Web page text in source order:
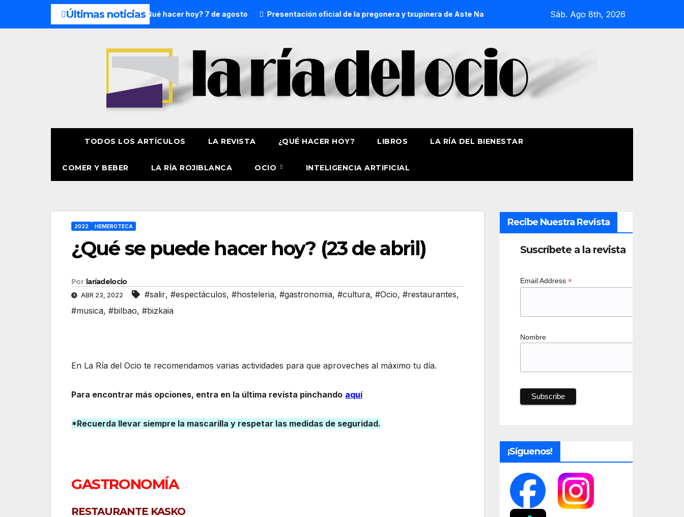
Últimas noticias
semana: 8 y 9 de agosto ¿Qué hacer hoy? 7 de agosto Presentación oficial de la pregonera y txupinera de Aste Nagusia 2026 La Procesión Náutica de la Amatxu de
Sáb. Ago 8th, 2026
TODOS LOS ARTÍCULOS LA REVISTA ¿QUÉ HACER HOY? LIBROS LA RÍA DEL BIENESTAR
COMER Y BEBER LA RÍA ROJIBLANCA OCIO INTELIGENCIA ARTIFICIAL
2022 HEMEROTECA
¿Qué se puede hacer hoy? (23 de abril)
Por laríadelocio
ABR 23, 2022 #salir, #espectáculos, #hosteleria, #gastronomia, #cultura, #Ocio, #restaurantes,
#musica, #bilbao, #bizkaia
En La Ría del Ocio te recomendamos varias actividades para que aproveches al máximo tu día.
Para encontrar más opciones, entra en la última revista pinchando aquí
*Recuerda llevar siempre la mascarilla y respetar las medidas de seguridad.
GASTRONOMÍA
RESTAURANTE KASKO
Recibe Nuestra Revista
Suscríbete a la revista
Email Address *
Nombre
¡Síguenos!